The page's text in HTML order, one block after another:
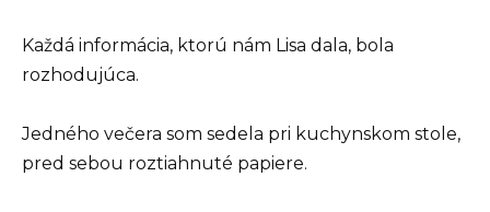
Každá informácia, ktorú nám Lisa dala, bola
rozhodujúca.
Jedného večera som sedela pri kuchynskom stole,
pred sebou roztiahnuté papiere.